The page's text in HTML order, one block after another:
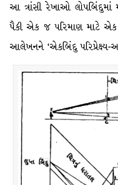
આ ત્રાંસી રેખાઓ
પૈકી એક જ પરિમાણ માટે
આલેખનને ‘એકબિંદુ